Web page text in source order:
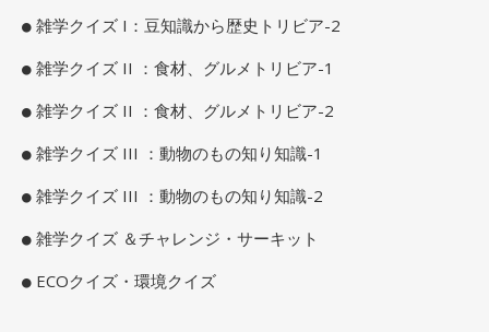
雑学クイズ I：豆知識から歴史トリビア-2
雑学クイズ II ：食材、グルメトリビア-1
雑学クイズ II ：食材、グルメトリビア-2
雑学クイズ III ：動物のもの知り知識-1
雑学クイズ III ：動物のもの知り知識-2
雑学クイズ ＆チャレンジ・サーキット
ECOクイズ・環境クイズ